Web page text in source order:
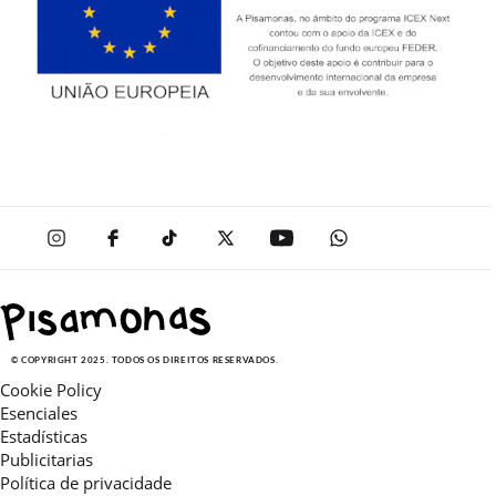
© COPYRIGHT 2025. TODOS OS DIREITOS RESERVADOS.
Cookie Policy
Esenciales
Estadísticas
Publicitarias
Política de privacidade